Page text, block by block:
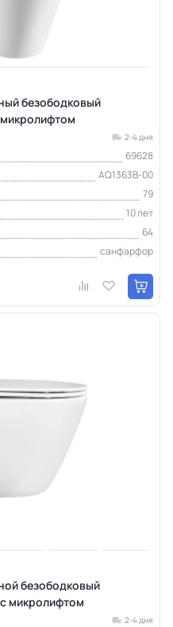
безободковый
микролифтом
2-4 дня
69628
AQ1363B-00
79
10 лет
64
санфарфор
безободковый
микролифтом
2-4 дня